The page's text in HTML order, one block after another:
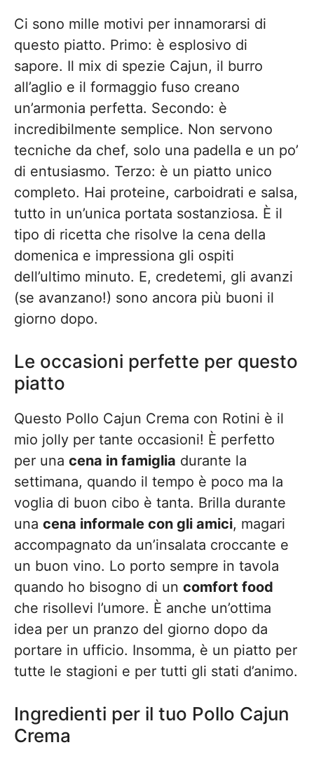
Ci sono mille motivi per innamorarsi di
questo piatto. Primo: è esplosivo di
sapore. Il mix di spezie Cajun, il burro
all’aglio e il formaggio fuso creano
un’armonia perfetta. Secondo: è
incredibilmente semplice. Non servono
tecniche da chef, solo una padella e un po’
di entusiasmo. Terzo: è un piatto unico
completo. Hai proteine, carboidrati e salsa,
tutto in un’unica portata sostanziosa. È il
tipo di ricetta che risolve la cena della
domenica e impressiona gli ospiti
dell’ultimo minuto. E, credetemi, gli avanzi
(se avanzano!) sono ancora più buoni il
giorno dopo.
Le occasioni perfette per questo
piatto
Questo Pollo Cajun Crema con Rotini è il
mio jolly per tante occasioni! È perfetto
per una cena in famiglia durante la
settimana, quando il tempo è poco ma la
voglia di buon cibo è tanta. Brilla durante
una cena informale con gli amici, magari
accompagnato da un’insalata croccante e
un buon vino. Lo porto sempre in tavola
quando ho bisogno di un comfort food
che risollevi l’umore. È anche un’ottima
idea per un pranzo del giorno dopo da
portare in ufficio. Insomma, è un piatto per
tutte le stagioni e per tutti gli stati d’animo.
Ingredienti per il tuo Pollo Cajun
Crema